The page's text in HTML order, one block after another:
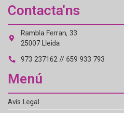
Contacta'ns
Rambla Ferran, 33
25007 Lleida
973 237162 // 659 933 793
Menú
Avís Legal